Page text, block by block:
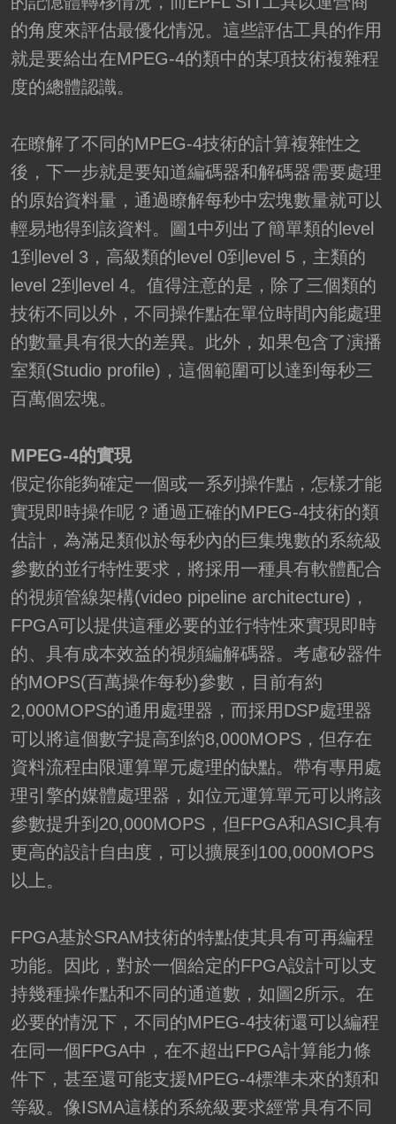
的角度來評估最優化情況。這些評估工具的作用
就是要給出在MPEG-4的類中的某項技術複雜程
度的總體認識。
在瞭解了不同的MPEG-4技術的計算複雜性之
後，下一步就是要知道編碼器和解碼器需要處理
的原始資料量，通過瞭解每秒中宏塊數量就可以
輕易地得到該資料。圖1中列出了簡單類的level
1到level 3，高級類的level 0到level 5，主類的
level 2到level 4。值得注意的是，除了三個類的
技術不同以外，不同操作點在單位時間內能處理
的數量具有很大的差異。此外，如果包含了演播
室類(Studio profile)，這個範圍可以達到每秒三
百萬個宏塊。
MPEG-4的實現
假定你能夠確定一個或一系列操作點，怎樣才能
實現即時操作呢？通過正確的MPEG-4技術的類
估計，為滿足類似於每秒內的巨集塊數的系統級
參數的並行特性要求，將採用一種具有軟體配合
的視頻管線架構(video pipeline architecture)，
FPGA可以提供這種必要的並行特性來實現即時
的、具有成本效益的視頻編解碼器。考慮矽器件
的MOPS(百萬操作每秒)參數，目前有約
2,000MOPS的通用處理器，而採用DSP處理器
可以將這個數字提高到約8,000MOPS，但存在
資料流程由限運算單元處理的缺點。帶有專用處
理引擎的媒體處理器，如位元運算單元可以將該
參數提升到20,000MOPS，但FPGA和ASIC具有
更高的設計自由度，可以擴展到100,000MOPS
以上。
FPGA基於SRAM技術的特點使其具有可再編程
功能。因此，對於一個給定的FPGA設計可以支
持幾種操作點和不同的通道數，如圖2所示。在
必要的情況下，不同的MPEG-4技術還可以編程
在同一個FPGA中，在不超出FPGA計算能力條
件下，甚至還可能支援MPEG-4標準未來的類和
等級。像ISMA這樣的系統級要求經常具有不同